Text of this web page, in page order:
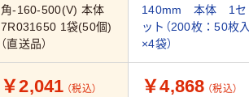
角-160-500(V) 本体
7R031650 1袋(50個)
（直送品）
140mm 本体 1セ
ット（200枚：50枚入
×4袋）
￥2,041 （税込） ￥4,868 （税込）